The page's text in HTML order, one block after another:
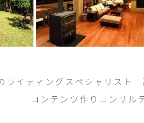
イティングスペシャリスト
コンテンツ作りコンサル